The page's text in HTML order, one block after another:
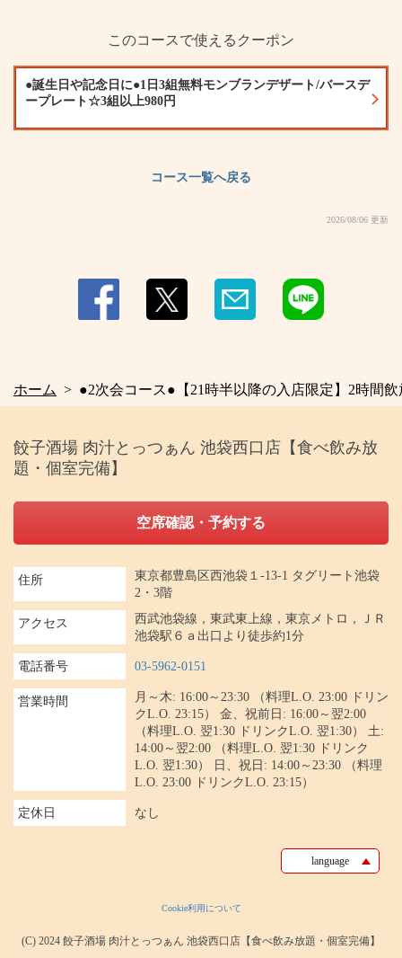
ラムネ/ジャスミン茶
・▼プレミアム飲み放題(プラス料金)
・オリジナルハイボール
・レモネードハイボール/ミントハイボール/ベリーハイボール/シトラスジン
ジャーハイボール
グレイレモンサワー/梅しそレモンサワー/黒レモンサワー/南国レモンサワー
ネーブル/大葉モヒート
このコースで使えるクーポン
●誕生日や記念日に●1日3組無料モンブランデザート/バースデ
ープレート☆3組以上980円
コース一覧へ戻る
2026/08/06 更新
ホーム ●2次会コース●【21時半以降の入店限定】2時間
餃子酒場 肉汁とっつぁん 池袋西口店【食べ飲み放
題・個室完備】
空席確認・予約する
住所
東京都豊島区西池袋１-13-1 タグリート池袋
2・3階
アクセス
西武池袋線，東武東上線，東京メトロ，ＪＲ
池袋駅６ａ出口より徒歩約1分
電話番号 03-5962-0151
営業時間
月～木: 16:00～23:30 （料理L.O. 23:00 ドリン
クL.O. 23:15） 金、祝前日: 16:00～翌2:00
（料理L.O. 翌1:30 ドリンクL.O. 翌1:30） 土:
14:00～翌2:00 （料理L.O. 翌1:30 ドリンク
L.O. 翌1:30） 日、祝日: 14:00～23:30 （料理
L.O. 23:00 ドリンクL.O. 23:15）
定休日 なし
language
Cookie利用について
(C) 2024 餃子酒場 肉汁とっつぁん 池袋西口店【食べ飲み放題・個室完備】